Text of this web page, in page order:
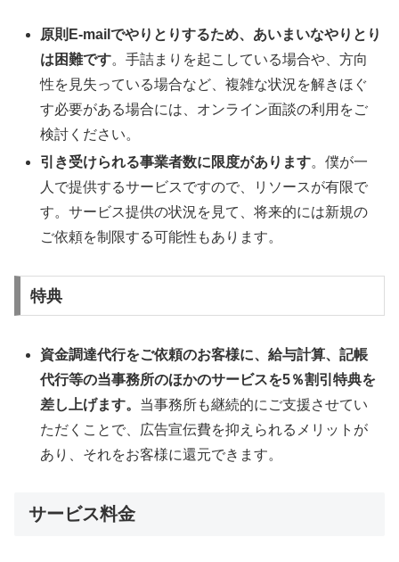
原則E-mailでやりとりするため、あいまいなやりとり
は困難です。手詰まりを起こしている場合や、方向
性を見失っている場合など、複雑な状況を解きほぐ
す必要がある場合には、オンライン面談の利用をご
検討ください。
引き受けられる事業者数に限度があります。僕が一
人で提供するサービスですので、リソースが有限で
す。サービス提供の状況を見て、将来的には新規の
ご依頼を制限する可能性もあります。
特典
資金調達代行をご依頼のお客様に、給与計算、記帳
代行等の当事務所のほかのサービスを5％割引特典を
差し上げます。 当事務所も継続的にご支援させてい
ただくことで、広告宣伝費を抑えられるメリットが
あり、それをお客様に還元できます。
サービス料金